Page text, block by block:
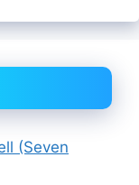
(Seven